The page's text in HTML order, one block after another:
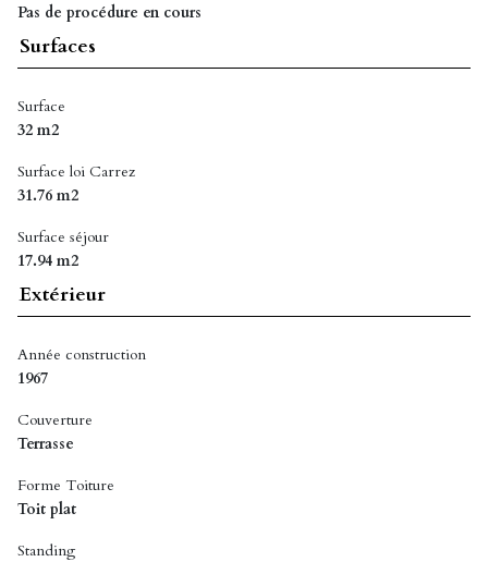
Pas de procédure en cours
Surfaces
Surface
32 m2
Surface loi Carrez
31.76 m2
Surface séjour
17.94 m2
Extérieur
Année construction
1967
Couverture
Terrasse
Forme Toiture
Toit plat
Standing